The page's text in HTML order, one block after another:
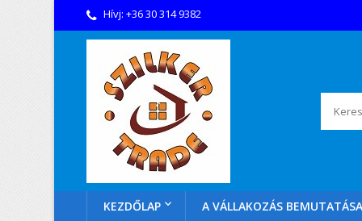
Hívj:+36 30 314 9382
KEZDŐLAP A VÁLLAKOZÁS